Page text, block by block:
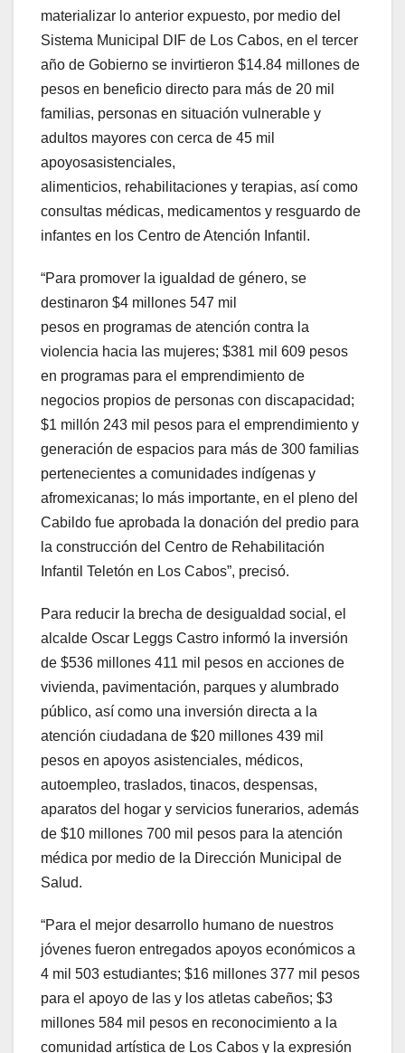
materializar lo anterior expuesto, por medio del
Sistema Municipal DIF de Los Cabos, en el tercer
año de Gobierno se invirtieron $14.84 millones de
pesos en beneficio directo para más de 20 mil
familias, personas en situación vulnerable y
adultos mayores con cerca de 45 mil
apoyosasistenciales,
alimenticios, rehabilitaciones y terapias, así como
consultas médicas, medicamentos y resguardo de
infantes en los Centro de Atención Infantil.
“Para promover la igualdad de género, se
destinaron $4 millones 547 mil
pesos en programas de atención contra la
violencia hacia las mujeres; $381 mil 609 pesos
en programas para el emprendimiento de
negocios propios de personas con discapacidad;
$1 millón 243 mil pesos para el emprendimiento y
generación de espacios para más de 300 familias
pertenecientes a comunidades indígenas y
afromexicanas; lo más importante, en el pleno del
Cabildo fue aprobada la donación del predio para
la construcción del Centro de Rehabilitación
Infantil Teletón en Los Cabos”, precisó.
Para reducir la brecha de desigualdad social, el
alcalde Oscar Leggs Castro informó la inversión
de $536 millones 411 mil pesos en acciones de
vivienda, pavimentación, parques y alumbrado
público, así como una inversión directa a la
atención ciudadana de $20 millones 439 mil
pesos en apoyos asistenciales, médicos,
autoempleo, traslados, tinacos, despensas,
aparatos del hogar y servicios funerarios, además
de $10 millones 700 mil pesos para la atención
médica por medio de la Dirección Municipal de
Salud.
“Para el mejor desarrollo humano de nuestros
jóvenes fueron entregados apoyos económicos a
4 mil 503 estudiantes; $16 millones 377 mil pesos
para el apoyo de las y los atletas cabeños; $3
millones 584 mil pesos en reconocimiento a la
comunidad artística de Los Cabos y la expresión